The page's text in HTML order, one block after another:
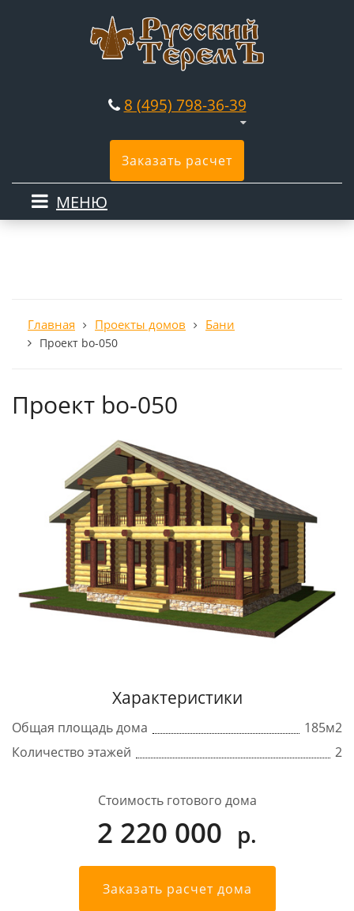
8 (495) 798-36-39
Заказать расчет
МЕНЮ
Главная Проекты домов Бани
Проект bo-050
Проект bo-050
Характеристики
Общая площадь дома 185м2
Количество этажей
2
Стоимость готового дома
2 220 000 р.
Заказать расчет дома